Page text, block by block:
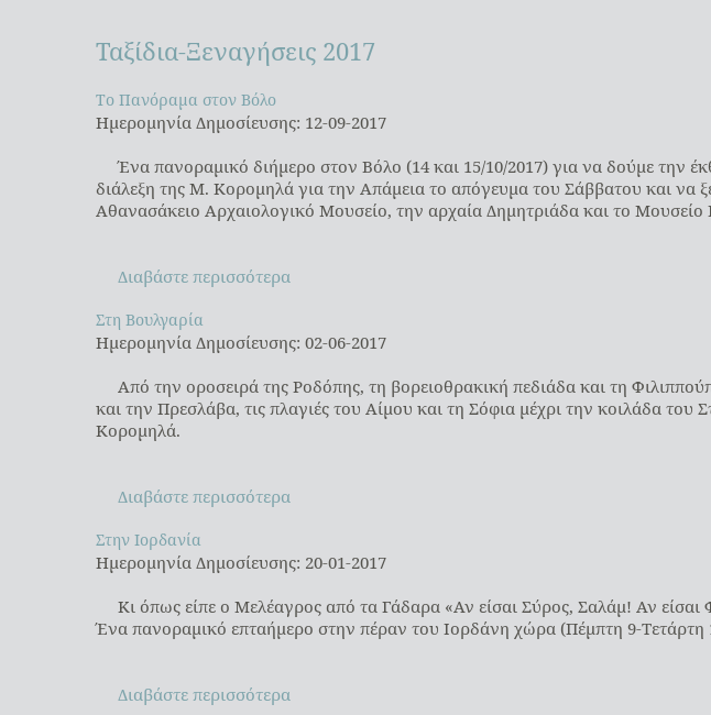
Ταξίδια-Ξεναγήσεις 2017
Το Πανόραμα στον Βόλο
Το Πανόραμα στον Βόλο
Ημερομηνία Δημοσίευσης: 12-09-2017
Ένα πανοραμικό διήμερο στον Βόλο (14 και 15/10/2017) για να δούμε την
διάλεξη της Μ. Κορομηλά για την Απάμεια το απόγευμα του Σάββατου και
Αθανασάκειο Αρχαιολογικό Μουσείο, την αρχαία Δημητριάδα και το
Διαβάστε περισσότερα
Στη Βουλγαρία
Στη Βουλγαρία
Ημερομηνία Δημοσίευσης: 02-06-2017
Από την οροσειρά της Ροδόπης, τη βορειοθρακική πεδιάδα και τη
και την Πρεσλάβα, τις πλαγιές του Αίμου και τη Σόφια μέχρι την κοιλάδα
Κορομηλά.
Διαβάστε περισσότερα
Στην Ιορδανία
Στην Ιορδανία
Ημερομηνία Δημοσίευσης: 20-01-2017
Κι όπως είπε ο Μελέαγρος από τα Γάδαρα «Αν είσαι Σύρος, Σαλάμ! Αν είσαι
Ένα πανοραμικό επταήμερο στην πέραν του Ιορδάνη χώρα (Πέμπτη 9-
Διαβάστε περισσότερα